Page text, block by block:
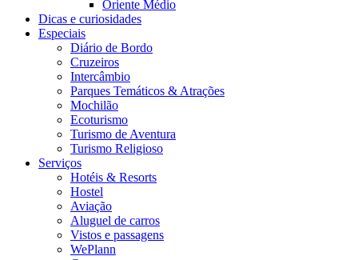
Oriente Médio
Dicas e curiosidades
Especiais
Diário de Bordo
Cruzeiros
Intercâmbio
Parques Temáticos & Atrações
Mochilão
Ecoturismo
Turismo de Aventura
Turismo Religioso
Serviços
Hotéis & Resorts
Hostel
Aviação
Aluguel de carros
Vistos e passagens
WePlann